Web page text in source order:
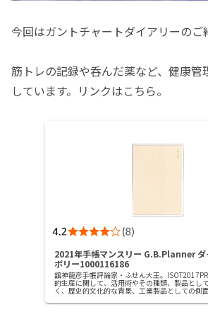
今回はガントチャートダイアリーのご
筋トレの記録や呑んだ薬など、健康管
しています。リンクはこちら。
2021年手帳マンスリー G.B.Planner ダ
ボリー1000116186
舘神龍彦手帳評論家・ふせん大王。
的生産に関して、活用術やその種類、製品とし
く、歴史的文化的な背景、工業製品としての側
段としての面なども視野に入れ多角的にとらえ
ト...